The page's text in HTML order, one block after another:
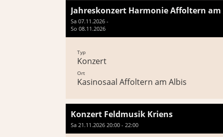
Jahreskonzert Harmonie Affoltern am
Sa 07.11.2026 -
So 08.11.2026
Typ
Konzert
Ort
Kasinosaal Affoltern am Albis
Konzert Feldmusik Kriens
Sa 21.11.2026 20:00 - 22:00